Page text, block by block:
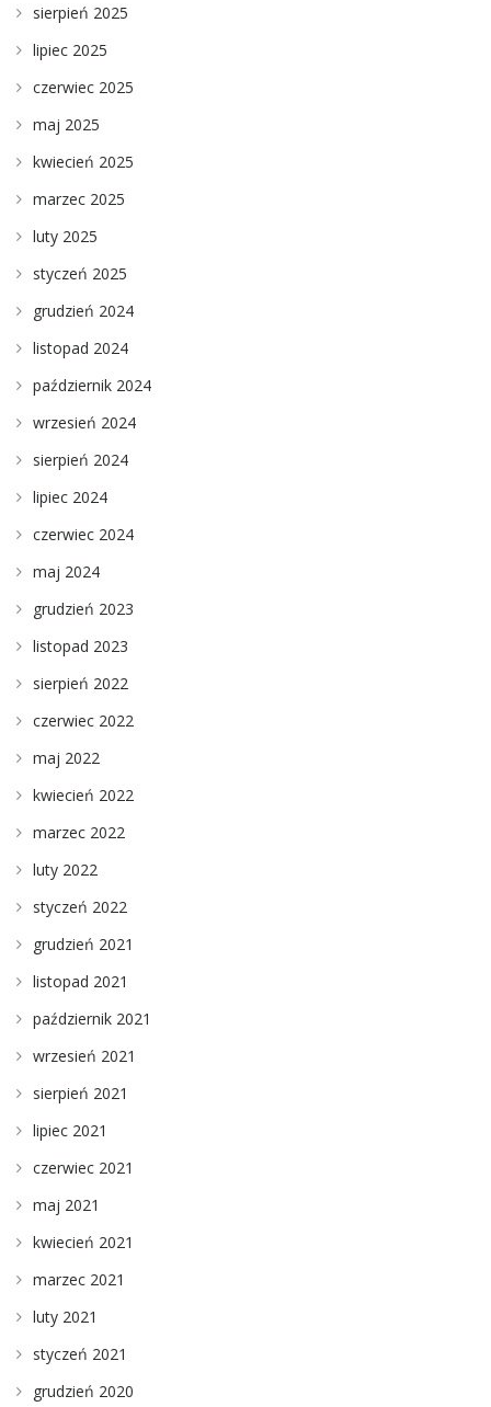
sierpień 2025
lipiec 2025
czerwiec 2025
maj 2025
kwiecień 2025
marzec 2025
luty 2025
styczeń 2025
grudzień 2024
listopad 2024
październik 2024
wrzesień 2024
sierpień 2024
lipiec 2024
czerwiec 2024
maj 2024
grudzień 2023
listopad 2023
sierpień 2022
czerwiec 2022
maj 2022
kwiecień 2022
marzec 2022
luty 2022
styczeń 2022
grudzień 2021
listopad 2021
październik 2021
wrzesień 2021
sierpień 2021
lipiec 2021
czerwiec 2021
maj 2021
kwiecień 2021
marzec 2021
luty 2021
styczeń 2021
grudzień 2020